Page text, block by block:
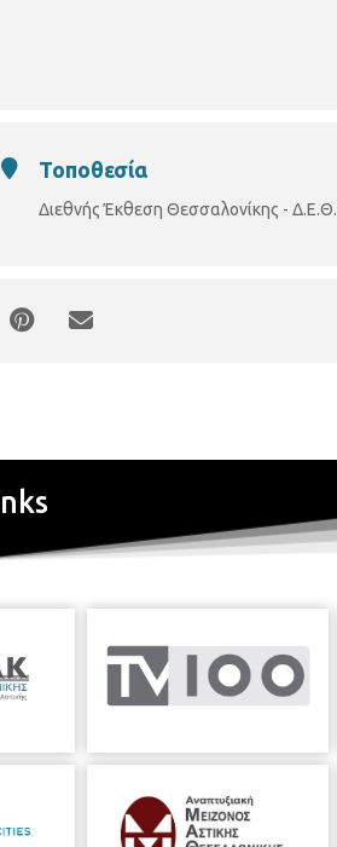
Τοποθεσία
Διεθνής Έκθεση Θεσσαλονίκης - Δ.Ε.Θ.